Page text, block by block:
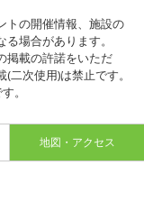
トの開催情報、施設の
場合があります。
掲載の許諾をいただ
次使用)は禁止です。
。
地図・アクセス